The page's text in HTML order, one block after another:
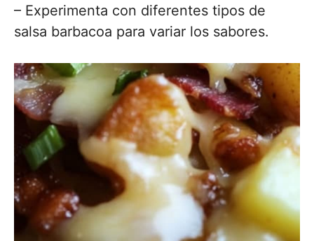
– Experimenta con diferentes tipos de
salsa barbacoa para variar los sabores.